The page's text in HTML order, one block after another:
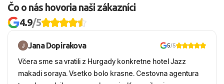
Čo o nás hovoria naši zákazníci
4.9/5
Jana Dopirakova 5/5
Včera sme sa vratili z Hurgady konkretne hotel Jazz
makadi soraya. Vsetko bolo krasne. Cestovna agentura